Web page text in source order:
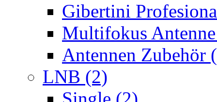
Gibertini
Multifokus
Antennen Zubehör
LNB (2)